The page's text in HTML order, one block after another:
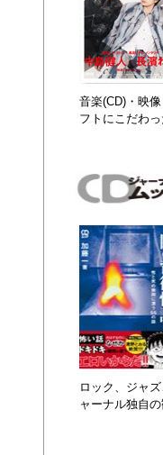
音楽(CD)・映
フトにこだわ
ロック、ジャ
ャーナル独自